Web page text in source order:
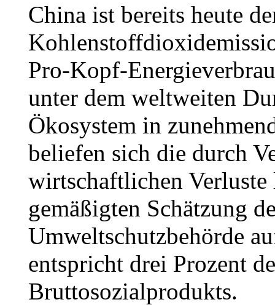
China ist bereits heute
Pro-Kopf-
unter dem weltweiten
Ökosystem in
beliefen sich die durch
wirtschaftlichen
gemäßigten Schätzung
Umweltschutzbehörde
entspricht drei Prozent
Bruttosozialprodukts.